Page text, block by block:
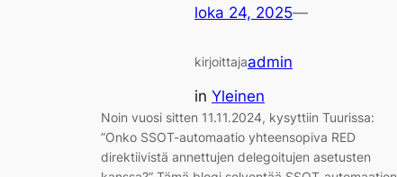
loka 24, 2025—
kirjoittajaadmin
in Yleinen
Noin vuosi sitten 11.11.2024, kysyttiin Tuurissa:
”Onko SSOT-automaatio yhteensopiva RED
direktiivistä annettujen delegoitujen asetusten